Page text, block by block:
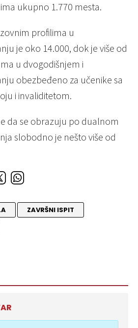
ukupno 1.770 mesta.
profilima u
je oko 14.000, dok je više od
u dvogodišnjem i
obezbeđeno za učenike sa
i invaliditetom.
da se obrazuju po dualnom
slobodno je nešto više od
ZAVRŠNI ISPIT